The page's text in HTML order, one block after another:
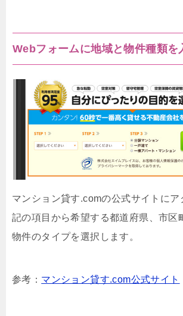
Webフォームに地域と物件種類を
マンション貸す.comの公式サイトにア
記の項目から希望する都道府県、市区
物件のタイプを選択します。
参考： マンション貸す.com公式サイト